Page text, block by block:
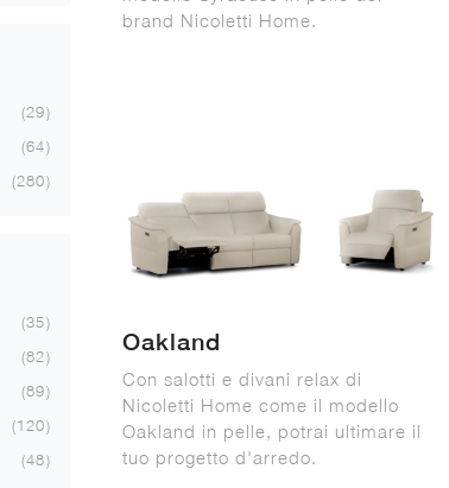
29
64
280
35
82
89
120
48
brand Nicoletti Home.
Oakland
Con salotti e divani relax di
Nicoletti Home come il modello
Oakland in pelle, potrai ultimare il
tuo progetto d'arredo.